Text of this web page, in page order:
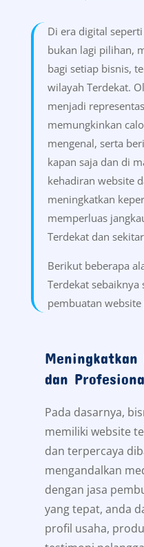
Di era digital
bukan lagi pilihan,
bagi setiap bisnis,
wilayah Terdekat.
menjadi
memungkinkan
mengenal, serta
kapan saja dan di
kehadiran website
meningkatkan
memperluas
Terdekat dan
Berikut beberapa
Terdekat sebaiknya
pembuatan
dan
Pada dasarnya,
memiliki website
dan terpercaya
mengandalkan
dengan jasa
yang tepat, anda
profil usaha,